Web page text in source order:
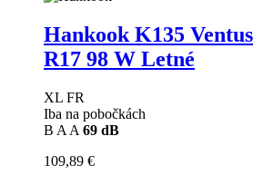
Hankook K135
R17 98 W Letné
XL FR
Iba na pobočkách
B A A 69 dB
109,89 €